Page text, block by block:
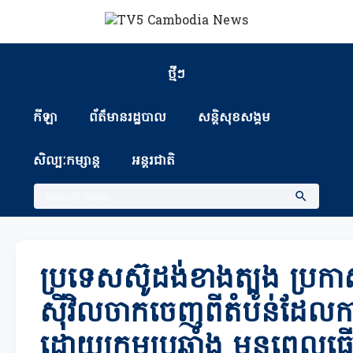
ថ្មីៗ
កីឡា ព័ត៏មានរដ្ឋបាល សន្តិសុខសង្គម
សិល្បៈកម្សាន្ត អន្តរជាតិ
ប្រទេសស៊ូដង់ខាងត្បូង ប្រក
ស៊ីវិលចាកចេញពីតំបន់ដែលក